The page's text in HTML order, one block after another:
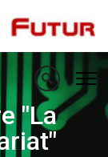
"La